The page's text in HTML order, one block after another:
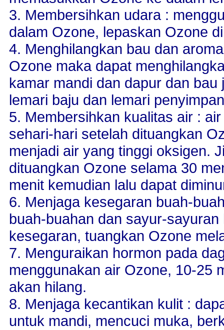
3. Membersihkan udara :
dalam Ozone, lepaskan Ozone
4. Menghilangkan bau dan
Ozone maka dapat
kamar mandi dan dapur dan
lemari baju dan lemari
5. Membersihkan kualitas air :
sehari-hari setelah dituangkan
menjadi air yang tinggi oksigen.
dituangkan Ozone selama 30
menit kemudian lalu dapat
6. Menjaga kesegaran buah-
buah-buahan dan sayur-
kesegaran, tuangkan Ozone
7. Menguraikan hormon pada
menggunakan air Ozone, 10-25
akan hilang.
8. Menjaga kecantikan kulit :
untuk mandi, mencuci muka,